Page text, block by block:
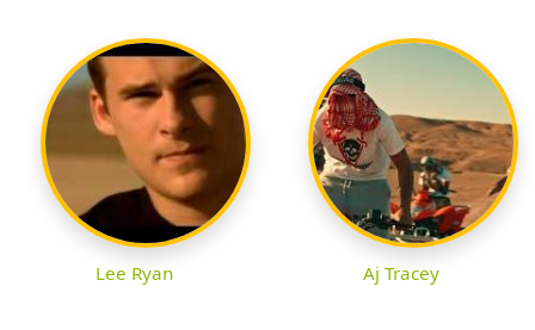
Lee Ryan Aj Tracey